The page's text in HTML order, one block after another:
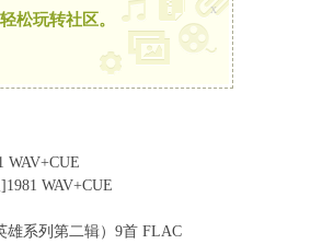
松玩转社区。
x
WAV+CUE
WAV+CUE
雄系列第二辑）9首 FLAC